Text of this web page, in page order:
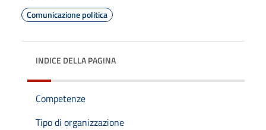
Comunicazione politica
INDICE DELLA PAGINA
Competenze
Tipo di organizzazione